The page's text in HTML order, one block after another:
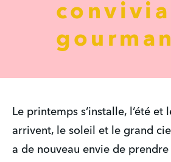
Le printemps s’installe, l’été et
arrivent, le soleil et le grand
a de nouveau envie de